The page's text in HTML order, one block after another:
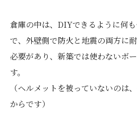
倉庫の中は、DIYできるように何
で、外壁側で防火と地震の両方に
必要があり、新築では使わないボ
す。
（ヘルメットを被っていないのは
からです）